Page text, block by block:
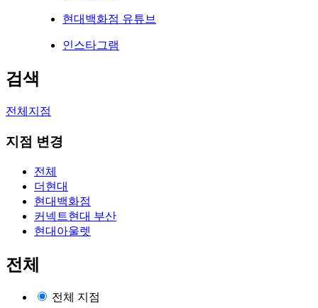
현대백화점 유튜브
인스타그램
검색
전체지점
지점 변경
전체
더현대
현대백화점
커넥트현대 부산
현대아울렛
전체
전체 지점